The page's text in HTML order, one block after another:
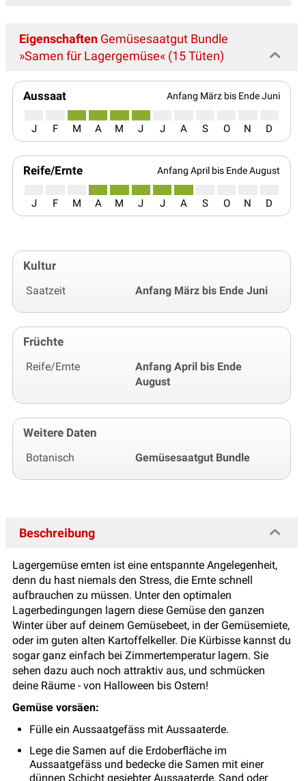
Eigenschaften Gemüsesaatgut Bundle
»Samen für Lagergemüse« (15 Tüten)
Aussaat Anfang März bis Ende Juni
J F M A M J J A S O N D
Reife/Ernte Anfang April bis Ende August
J F M A M J J A S O N D
Kultur
Saatzeit Anfang März bis Ende Juni
Früchte
Reife/Ernte
Anfang April bis Ende
August
Weitere Daten
Botanisch Gemüsesaatgut Bundle
Beschreibung
Lagergemüse ernten ist eine entspannte Angelegenheit,
denn du hast niemals den Stress, die Ernte schnell
aufbrauchen zu müssen. Unter den optimalen
Lagerbedingungen lagern diese Gemüse den ganzen
Winter über auf deinem Gemüsebeet, in der Gemüsemiete,
oder im guten alten Kartoffelkeller. Die Kürbisse kannst du
sogar ganz einfach bei Zimmertemperatur lagern. Sie
sehen dazu auch noch attraktiv aus, und schmücken
deine Räume - von Halloween bis Ostern!
Gemüse vorsäen:
Fülle ein Aussaatgefäss mit Aussaaterde.
Lege die Samen auf die Erdoberfläche im
Aussaatgefäss und bedecke die Samen mit einer
dünnen Schicht gesiebter Aussaaterde, Sand oder